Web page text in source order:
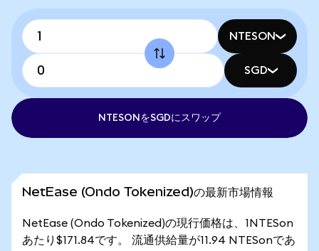
NTESON
SGD
NTESONをSGDにスワップ
NetEase (Ondo Tokenized)の最新市場情報
NetEase (Ondo Tokenized)の現行価格は、1NTESon
あたり$171.84です。 流通供給量が11.94 NTESonであ